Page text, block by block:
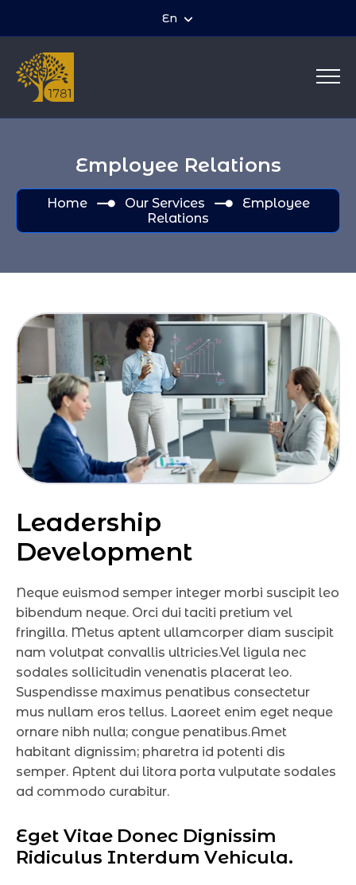
En
Employee Relations
Home Our Services
Employee
Relations
Leadership
Development
Neque euismod semper integer morbi suscipit leo
bibendum neque. Orci dui taciti pretium vel
fringilla. Metus aptent ullamcorper diam suscipit
nam volutpat convallis ultricies.Vel ligula nec
sodales sollicitudin venenatis placerat leo.
Suspendisse maximus penatibus consectetur
mus nullam eros tellus. Laoreet enim eget neque
ornare nibh nulla; congue penatibus.Amet
habitant dignissim; pharetra id potenti dis
semper. Aptent dui litora porta vulputate sodales
ad commodo curabitur.
Eget Vitae Donec Dignissim
Ridiculus Interdum Vehicula.